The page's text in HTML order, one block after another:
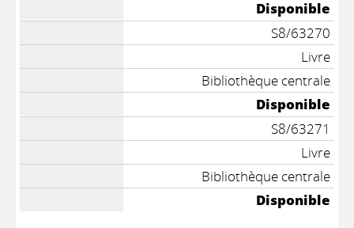
Disponible
S8/63270
Livre
Bibliothèque centrale
Disponible
S8/63271
Livre
Bibliothèque centrale
Disponible